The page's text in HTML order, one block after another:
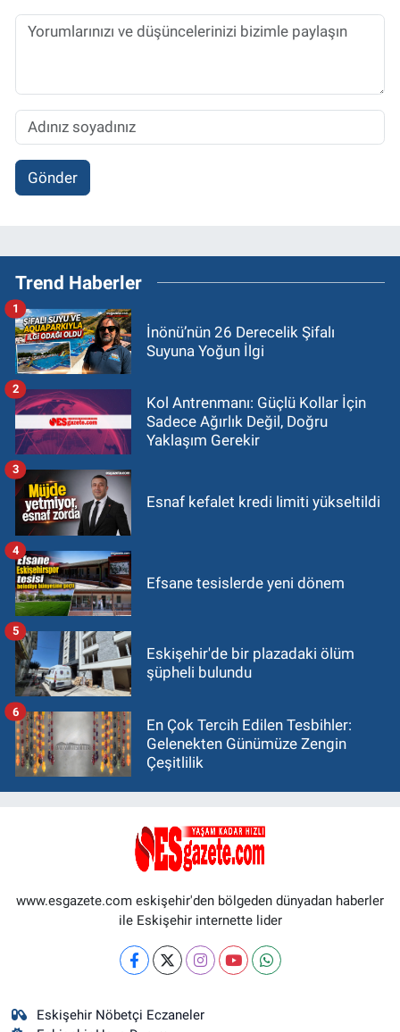
Gönder
Trend Haberler
İnönü’nün 26 Derecelik Şifalı
Suyuna Yoğun İlgi
1
Kol Antrenmanı: Güçlü Kollar İçin
Sadece Ağırlık Değil, Doğru
Yaklaşım Gerekir
2
Esnaf kefalet kredi limiti yükseltildi
3
Efsane tesislerde yeni dönem
4
Eskişehir'de bir plazadaki ölüm
şüpheli bulundu
5
En Çok Tercih Edilen Tesbihler:
Gelenekten Günümüze Zengin
Çeşitlilik
6
www.esgazete.com eskişehir'den bölgeden dünyadan haberler
ile Eskişehir internette lider
Eskişehir Nöbetçi Eczaneler